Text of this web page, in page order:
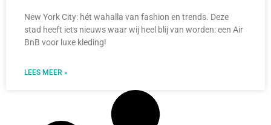
New York City: hét wahalla van fashion en trends. Deze
stad heeft iets nieuws waar wij heel blij van worden: een Air
BnB voor luxe kleding!
LEES MEER »